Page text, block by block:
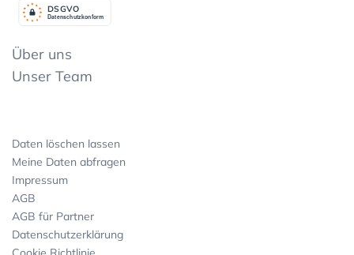
Datenschutzkonform
DSGVO
Über uns
Unser Team
Daten löschen lassen
Meine Daten abfragen
Impressum
AGB
AGB für Partner
Datenschutzerklärung